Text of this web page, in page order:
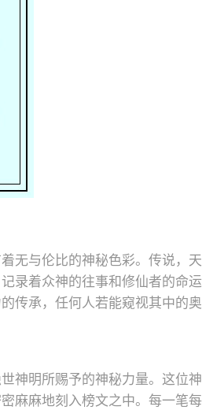
无与伦比的神秘色彩。传说，
录着众神的往事和修仙者的命运
传承，任何人若能窥视其中的
神明所赐予的神秘力量。这位
麻麻地刻入榜文之中。每一笔每